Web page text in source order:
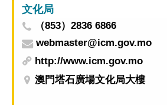
文化局
（853）2836 6866
webmaster@icm.gov.mo
http://www.icm.gov.mo
澳門塔石廣場文化局大樓